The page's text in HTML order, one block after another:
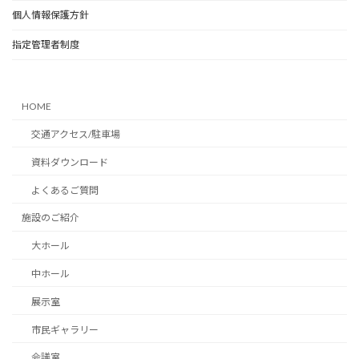
個人情報保護方針
指定管理者制度
HOME
交通アクセス/駐車場
資料ダウンロード
よくあるご質問
施設のご紹介
大ホール
中ホール
展示室
市民ギャラリー